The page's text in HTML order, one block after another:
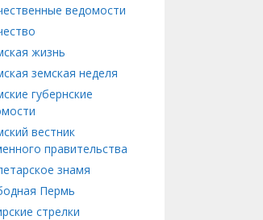
ведомости
жизнь
земская неделя
губернские
вестник
правительства
знамя
Пермь
стрелки